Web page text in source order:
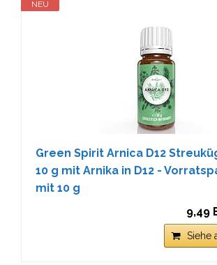
NEU
Green Spirit Arnica D12
10 g mit Arnika in D12 -
mit 10 g
9,49
Siehe